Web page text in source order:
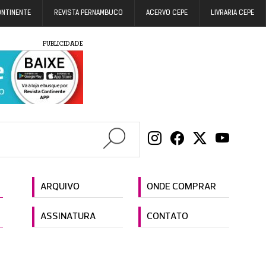
REVISTA PERNAMBUCO ACERVO CEPE LIVRARIA CEPE
PUBLICIDADE
ARQUIVO ONDE COMPRAR
ASSINATURA CONTATO